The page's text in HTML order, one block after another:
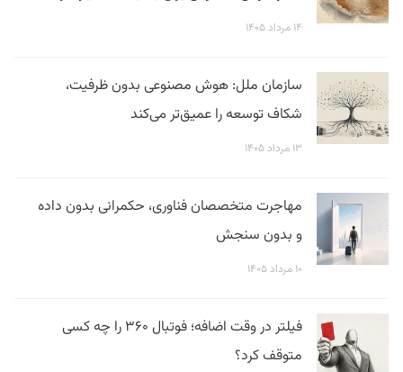
۱۴ مرداد ۱۴۰۵
سازمان ملل: هوش مصنوعی بدون ظرفیت،
شکاف توسعه را عمیق‌تر می‌کند
۱۳ مرداد ۱۴۰۵
مهاجرت متخصصان فناوری، حکمرانی بدون داده
و بدون سنجش
۱۰ مرداد ۱۴۰۵
فیلتر در وقت اضافه؛ فوتبال ۳۶۰ را چه کسی
متوقف کرد؟